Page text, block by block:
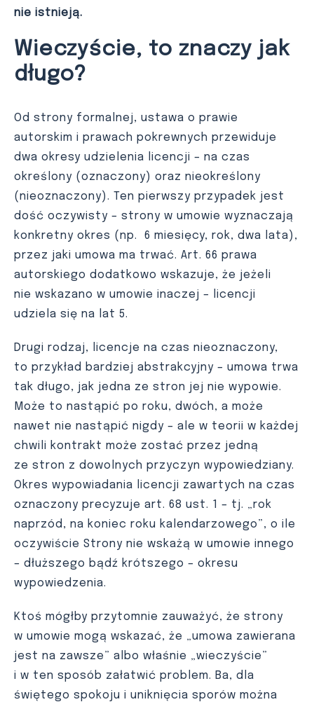
nie istnieją.
Wieczyście, to znaczy jak
długo?
Od strony formalnej, ustawa o prawie
autorskim i prawach pokrewnych przewiduje
dwa okresy udzielenia licencji – na czas
określony (oznaczony) oraz nieokreślony
(nieoznaczony). Ten pierwszy przypadek jest
dość oczywisty – strony w umowie wyznaczają
konkretny okres (np. 6 miesięcy, rok, dwa lata),
przez jaki umowa ma trwać. Art. 66 prawa
autorskiego dodatkowo wskazuje, że jeżeli
nie wskazano w umowie inaczej – licencji
udziela się na lat 5.
Drugi rodzaj, licencje na czas nieoznaczony,
to przykład bardziej abstrakcyjny – umowa trwa
tak długo, jak jedna ze stron jej nie wypowie.
Może to nastąpić po roku, dwóch, a może
nawet nie nastąpić nigdy – ale w teorii w każdej
chwili kontrakt może zostać przez jedną
ze stron z dowolnych przyczyn wypowiedziany.
Okres wypowiadania licencji zawartych na czas
oznaczony precyzuje art. 68 ust. 1 – tj. „rok
naprzód, na koniec roku kalendarzowego”, o ile
oczywiście Strony nie wskażą w umowie innego
– dłuższego bądź krótszego – okresu
wypowiedzenia.
Ktoś mógłby przytomnie zauważyć, że strony
w umowie mogą wskazać, że „umowa zawierana
jest na zawsze” albo właśnie „wieczyście”
i w ten sposób załatwić problem. Ba, dla
świętego spokoju i uniknięcia sporów można